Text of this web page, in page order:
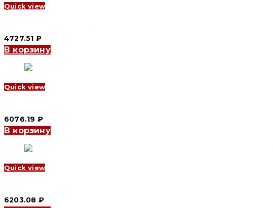
Quick view
4727.51 ₽
В корзину
Quick view
6076.19 ₽
В корзину
Quick view
6203.08 ₽